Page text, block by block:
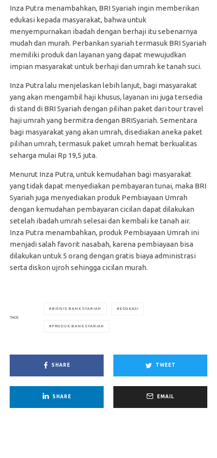
Inza Putra menambahkan, BRI Syariah ingin memberikan
edukasi kepada masyarakat, bahwa untuk
menyempurnakan ibadah dengan berhaji itu sebenarnya
mudah dan murah. Perbankan syariah termasuk BRI Syariah
memiliki produk dan layanan yang dapat mewujudkan
impian masyarakat untuk berhaji dan umrah ke tanah suci.
Inza Putra lalu menjelaskan lebih lanjut, bagi masyarakat
yang akan mengambil haji khusus, layanan ini juga tersedia
di stand di BRI Syariah dengan pilihan paket dari tour travel
haji umrah yang bermitra dengan BRISyariah. Sementara
bagi masyarakat yang akan umrah, disediakan aneka paket
pilihan umrah, termasuk paket umrah hemat berkualitas
seharga mulai Rp 19,5 juta.
Menurut Inza Putra, untuk kemudahan bagi masyarakat
yang tidak dapat menyediakan pembayaran tunai, maka BRI
Syariah juga menyediakan produk Pembiayaan Umrah
dengan kemudahan pembayaran cicilan dapat dilakukan
setelah ibadah umrah selesai dan kembali ke tanah air.
Inza Putra menambahkan, produk Pembiayaan Umrah ini
menjadi salah favorit nasabah, karena pembiayaan bisa
dilakukan untuk 5 orang dengan gratis biaya administrasi
serta diskon ujroh sehingga cicilan murah.
TAGS
BISNIS BANK SYARIAH EDUKASI
PRODUK BANK SYARIAH
SHARE TWEET
SHARE EMAIL